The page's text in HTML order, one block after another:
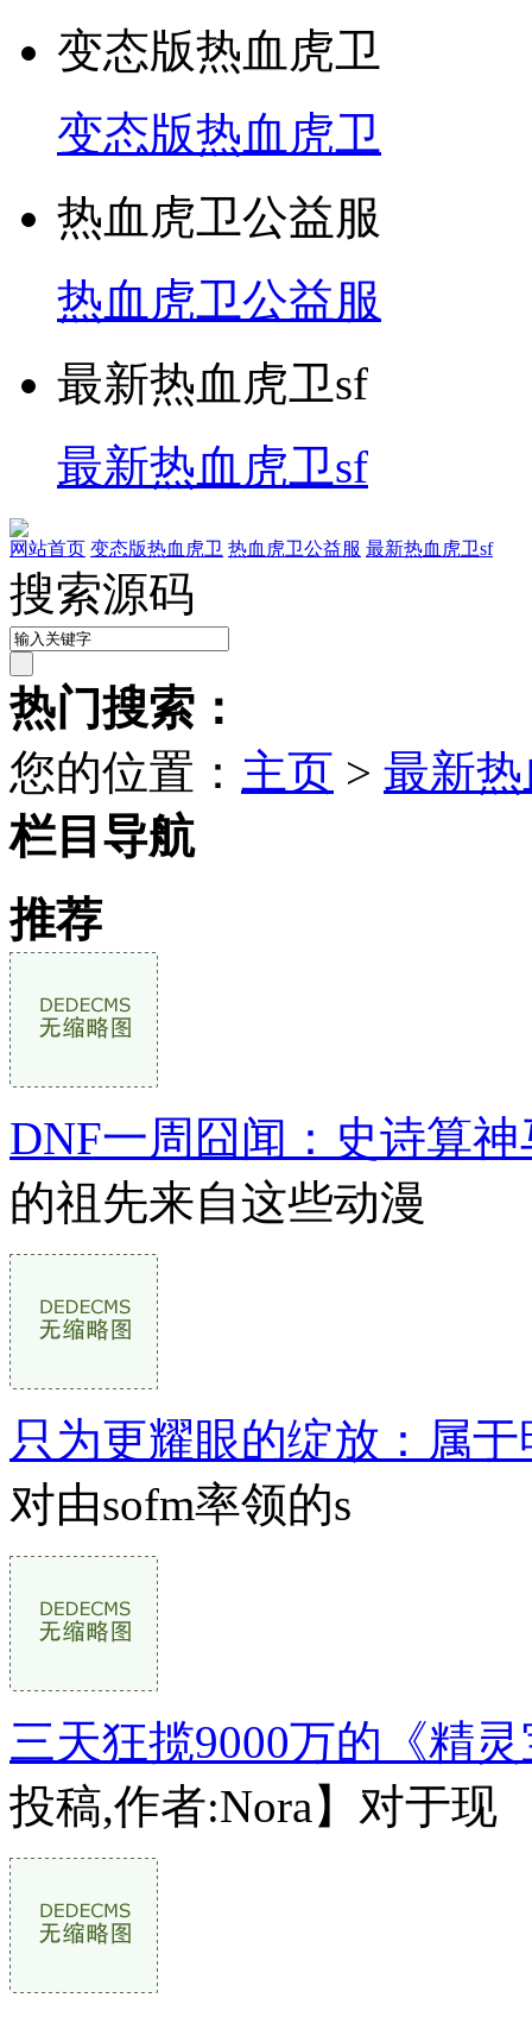
变态版热血虎卫
变态版热血虎卫
热血虎卫公益服
热血虎卫公益服
最新热血虎卫sf
最新热血虎卫sf
网站首页 变态版热血虎卫 热血虎卫公益服 最新热血虎卫sf
搜索源码
热门搜索：
您的位置： 主页 > 最新
栏目导航
推荐
DNF一周囧闻：史诗算
的祖先来自这些动漫
只为更耀眼的绽放：属
对由sofm率领的s
三天狂揽9000万的《精
投稿,作者:Nora】对于现